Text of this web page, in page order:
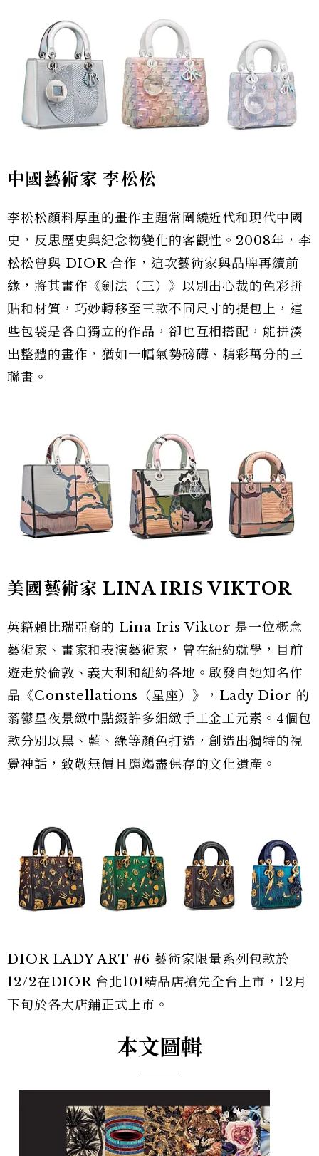
中國藝術家 李松松
李松松顏料厚重的畫作主題常圍繞近代和現代中國
史，反思歷史與紀念物變化的客觀性。2008年，李
松松曾與 DIOR 合作，這次藝術家與品牌再續前
緣，將其畫作《劍法（三）》以別出心裁的色彩拼
貼和材質，巧妙轉移至三款不同尺寸的提包上，這
些包袋是各自獨立的作品，卻也互相搭配，能拼湊
出整體的畫作，猶如一幅氣勢磅礡、精彩萬分的三
聯畫。
美國藝術家 LINA IRIS VIKTOR
英籍賴比瑞亞裔的 Lina Iris Viktor 是一位概念
藝術家、畫家和表演藝術家，曾在紐約就學，目前
遊走於倫敦、義大利和紐約各地。啟發自她知名作
品《Constellations（星座）》，Lady Dior 的
蓊鬱星夜景緻中點綴許多細緻手工金工元素。4個包
款分別以黑、藍、綠等顏色打造，創造出獨特的視
覺神話，致敬無價且應竭盡保存的文化遺產。
DIOR LADY ART #6 藝術家限量系列包款於
12/2在DIOR 台北101精品店搶先全台上市，12月
下旬於各大店鋪正式上市。
本文圖輯